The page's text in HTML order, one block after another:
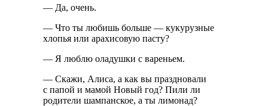
— Да, очень.
— Что ты любишь больше — кукурузные
хлопья или арахисовую пасту?
— Я люблю оладушки с вареньем.
— Скажи, Алиса, а как вы праздновали
с папой и мамой Новый год? Пили ли
родители шампанское, а ты лимонад?